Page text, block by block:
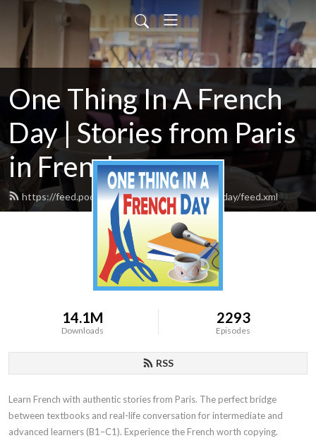
One Thing In A French
Day | Stories from Paris
in French
https://feed.podbean.com/onethinginafrenchday/feed.xml
14.1M
Downloads
2293
Episodes
RSS
Learn French with authentic stories from Paris. The perfect bridge
between textbooks and real-life conversation for intermediate and
advanced learners (B1–C1). Experience the French worth copying.